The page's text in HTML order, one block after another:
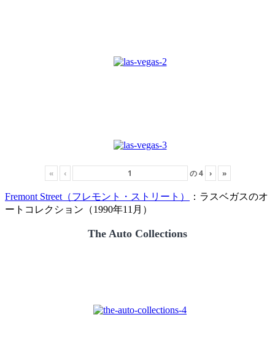
« ‹ の4 › »
Fremont Street（フレモント・ストリート）
：ラスベガスのオ
ートコレクション（1990年11月）
The Auto Collections